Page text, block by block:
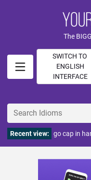
The
SWITCH TO
ENGLISH
INTERFACE
Recent view: go cap in